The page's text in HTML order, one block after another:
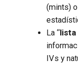
(mints)
La “
IVs y